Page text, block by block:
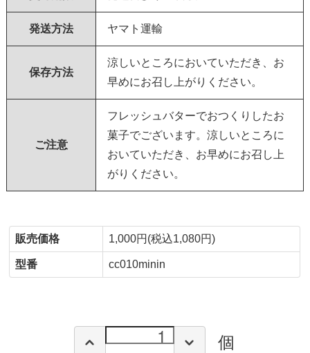
発送方法 ヤマト運輸
保存方法
涼しいところにおいていただき、お
早めにお召し上がりください。
ご注意
フレッシュバターでおつくりしたお
菓子でございます。涼しいところに
おいていただき、お早めにお召し上
がりください。
販売価格 1,000円(税込1,080円)
型番 cc010minin
個